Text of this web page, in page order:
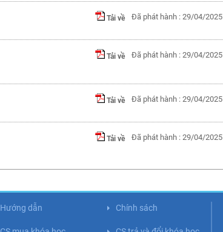
Tải về Đã phát hành : 29/04/2025
Tải về Đã phát hành : 29/04/2025
Tải về Đã phát hành : 29/04/2025
Tải về Đã phát hành : 29/04/2025
Hướng dẫn Chính sách